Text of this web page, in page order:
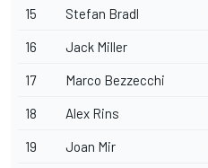
15 Stefan Bradl
16 Jack Miller
17 Marco Bezzecchi
18 Alex Rins
19 Joan Mir